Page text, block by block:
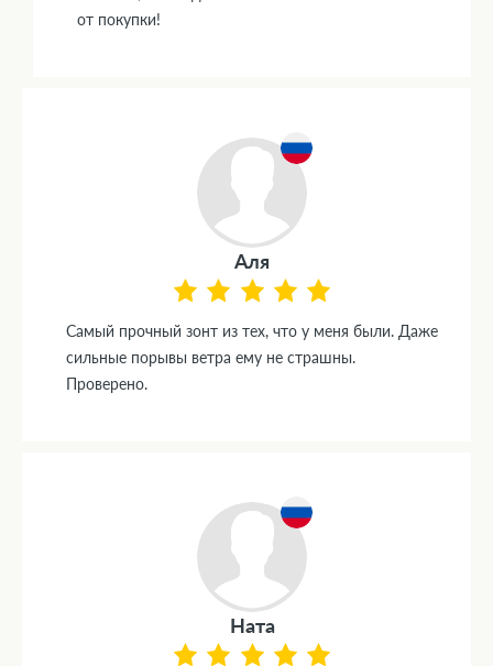
от покупки!
Аля
Самый прочный зонт из тех, что у меня были. Даже
сильные порывы ветра ему не страшны.
Проверено.
Ната